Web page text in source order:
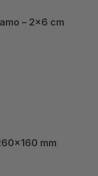
– 2×6 cm
mm